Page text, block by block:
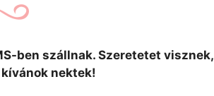
ben szállnak. Szeretetet visznek,
nektek!